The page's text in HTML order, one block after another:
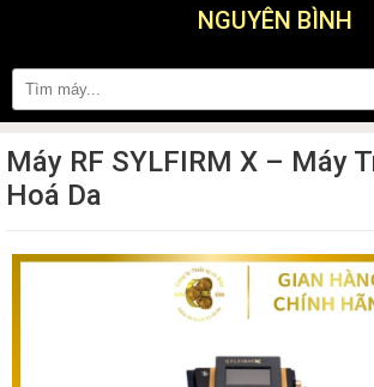
NGUYÊN BÌNH
Máy RF SYLFIRM X – Máy
Hoá Da